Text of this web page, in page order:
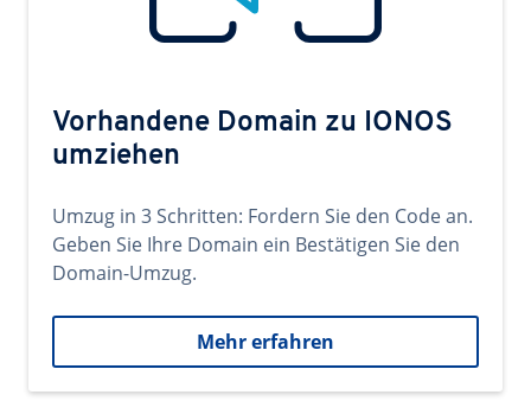
Vorhandene Domain zu IONOS
umziehen
Umzug in 3 Schritten: Fordern Sie den Code an.
Geben Sie Ihre Domain ein Bestätigen Sie den
Domain-Umzug.
Mehr erfahren